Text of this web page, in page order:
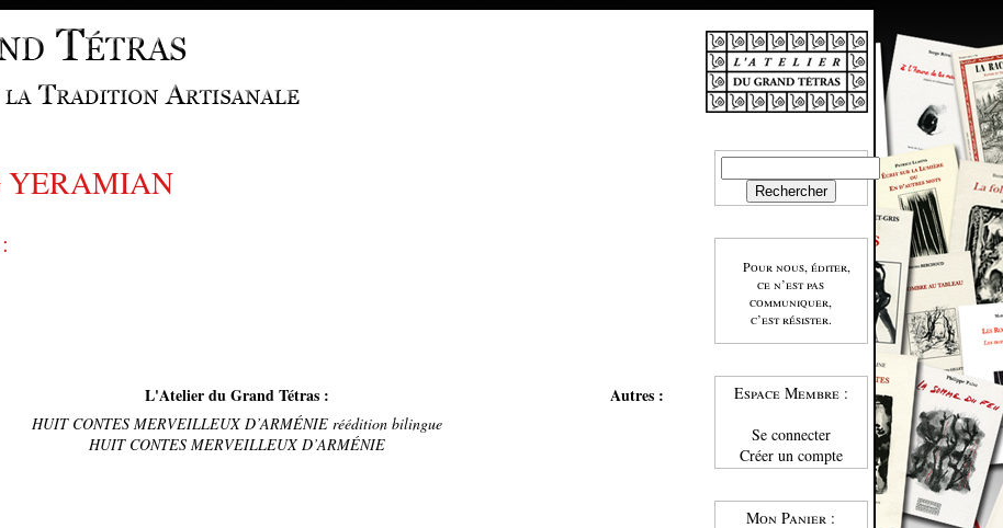
Pour nous, éditer,
ce n’est pas
communiquer,
c’est résister.
Espace Membre :
Se connecter
Créer un compte
Mon Panier :
YERAMIAN
L'Atelier du Grand Tétras : Autres :
HUIT CONTES MERVEILLEUX D’ARMÉNIE réédition bilingue
HUIT CONTES MERVEILLEUX D’ARMÉNIE